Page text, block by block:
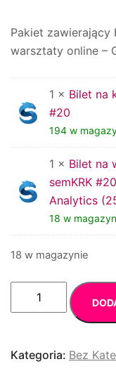
Pakiet zawierający
warsztaty online –
1 × Bilet na
#20
194 w
1 × Bilet na
semKRK
Analytics
18 w
18 w magazynie
Pakiet
semKRK#20
Kategoria: Bez